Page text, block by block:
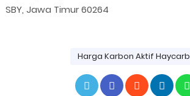
SBY, Jawa Timur 60264
Harga Karbon Aktif Haycarb